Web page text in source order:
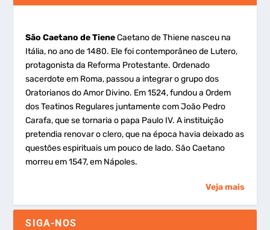
São Caetano de TieneCaetano de Thiene nasceu na
Itália, no ano de 1480. Ele foi contemporâneo de Lutero,
protagonista da Reforma Protestante. Ordenado
sacerdote em Roma, passou a integrar o grupo dos
Oratorianos do Amor Divino. Em 1524, fundou a Ordem
dos Teatinos Regulares juntamente com João Pedro
Carafa, que se tornaria o papa Paulo IV. A instituição
pretendia renovar o clero, que na época havia deixado as
questões espirituais um pouco de lado. São Caetano
morreu em 1547, em Nápoles.
Veja mais
SIGA-NOS